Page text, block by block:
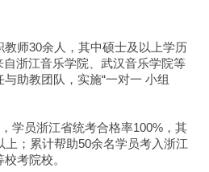
教师30余人，其中硕士及以上学历
浙江音乐学院、武汉音乐学院等
助教团队，实施“一对一 小组
学员浙江省统考合格率100%，其
；累计帮助50余名学员考入浙江
考院校。